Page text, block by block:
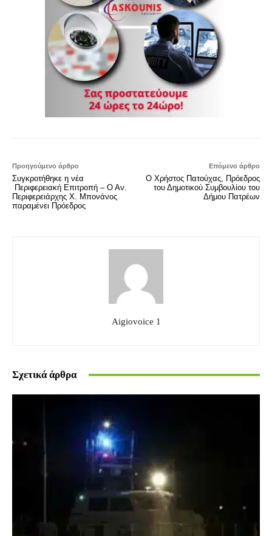
Προηγούμενο άρθρο
Συγκροτήθηκε η νέα
Περιφερειακή Επιτροπή – Ο Αν.
Περιφερειάρχης Χ. Μπονάνος
παραμένει Πρόεδρος
Επόμενο άρθρο
Ο Χρήστος Πατούχας, Πρόεδρος
του Δημοτικού Συμβουλίου του
Δήμου Πατρέων
Aigiovoice 1
Σχετικά άρθρα